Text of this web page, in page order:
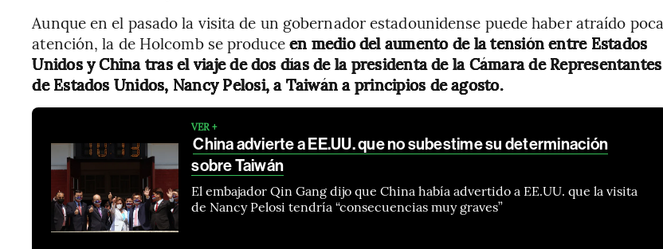
Aunque en el pasado la visita de un gobernador estadounidense puede haber atraído poca
atención, la de Holcomb se produceen medio del aumento de la tensión entre Estados
Unidos y China tras el viaje de dos días de la presidenta de la Cámara de Representantes
de Estados Unidos, Nancy Pelosi, a Taiwán a principios de agosto.
VER +
China advierte a EE.UU. que no subestime su determinación
sobre Taiwán
El embajador Qin Gang dijo que China había advertido a EE.UU. que la visita
de Nancy Pelosi tendría “consecuencias muy graves”